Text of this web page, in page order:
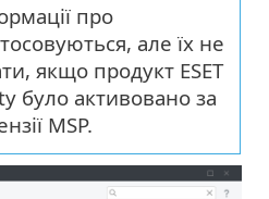
про
але їх не
якщо продукт ESET
було активовано за
MSP.